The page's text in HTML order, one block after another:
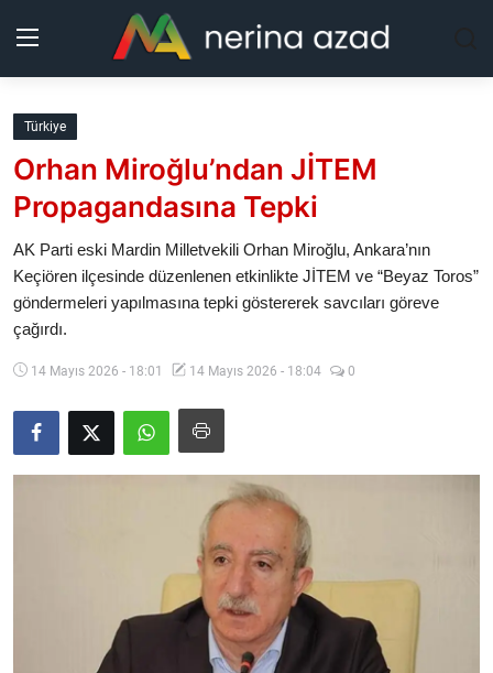
Kurdistan
Bölgeler
Güncel
Analiz
Galeri
Türkiye
Orhan Miroğlu’ndan JİTEM
Propagandasına Tepki
AK Parti eski Mardin Milletvekili Orhan Miroğlu, Ankara’nın
Keçiören ilçesinde düzenlenen etkinlikte JİTEM ve “Beyaz Toros”
göndermeleri yapılmasına tepki göstererek savcıları göreve
çağırdı.
14 Mayıs 2026 - 18:01 14 Mayıs 2026 - 18:04 0